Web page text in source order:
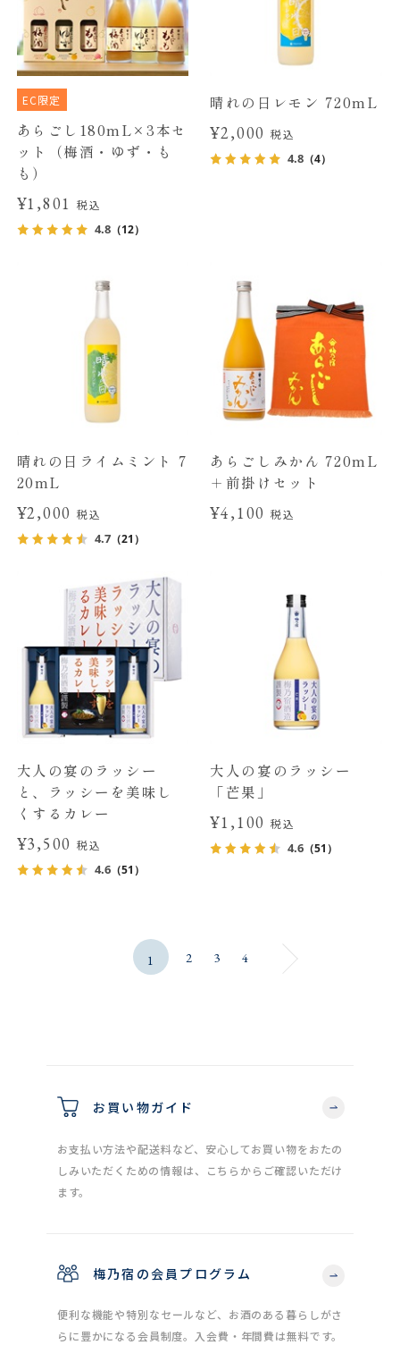
EC限定
あらごし180mL×3本セ
ット（梅酒・ゆず・も
も）
¥1,801税込
4.8（12）
晴れの日レモン 720mL
¥2,000 税込
4.8 （4）
晴れの日ライムミント 7
20mL
¥2,000税込
4.7（21）
あらごしみかん 720mL
＋前掛けセット
¥4,100 税込
大人の宴のラッシー
と、ラッシーを美味し
くするカレー
¥3,500税込
4.6（51）
大人の宴のラッシー
「芒果」
¥1,100 税込
4.6 （51）
1 2 3 4
お買い物ガイド
お支払い方法や配送料など、安心してお買い物をおたの
しみいただくための情報は、こちらからご確認いただけ
ます。
梅乃宿の会員プログラム
便利な機能や特別なセールなど、お酒のある暮らしがさ
らに豊かになる会員制度。入会費・年間費は無料です。